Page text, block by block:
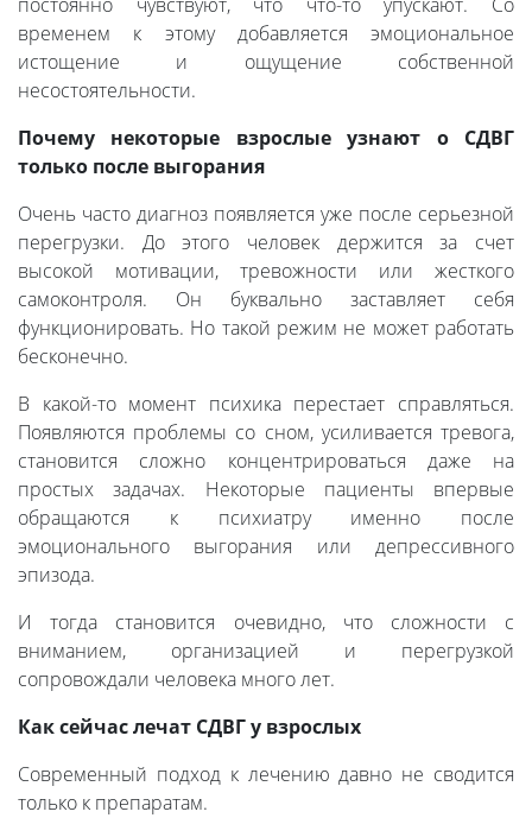
временем к этому добавляется эмоциональное
истощение и ощущение собственной
несостоятельности.
Почему некоторые взрослые узнают о СДВГ
только после выгорания
Очень часто диагноз появляется уже после серьезной
перегрузки. До этого человек держится за счет
высокой мотивации, тревожности или жесткого
самоконтроля. Он буквально заставляет себя
функционировать. Но такой режим не может работать
бесконечно.
В какой-то момент психика перестает справляться.
Появляются проблемы со сном, усиливается тревога,
становится сложно концентрироваться даже на
простых задачах. Некоторые пациенты впервые
обращаются к психиатру именно после
эмоционального выгорания или депрессивного
эпизода.
И тогда становится очевидно, что сложности с
вниманием, организацией и перегрузкой
сопровождали человека много лет.
Как сейчас лечат СДВГ у взрослых
Современный подход к лечению давно не сводится
только к препаратам.